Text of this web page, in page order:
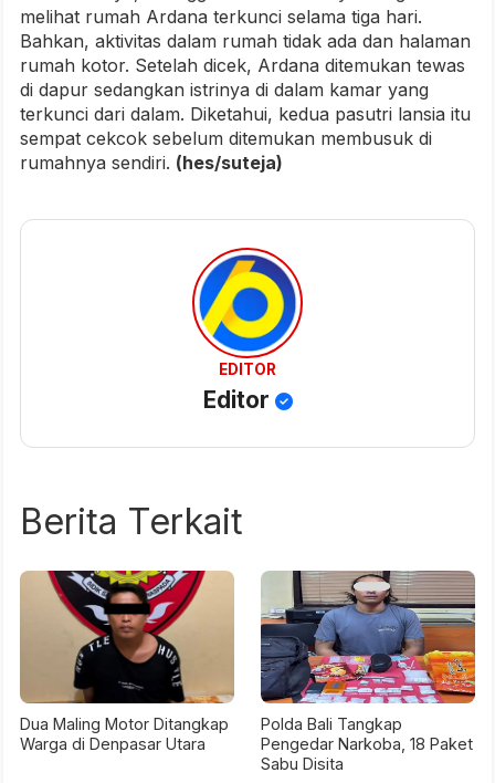
melihat rumah Ardana terkunci selama tiga hari.
Bahkan, aktivitas dalam rumah tidak ada dan halaman
rumah kotor. Setelah dicek, Ardana ditemukan tewas
di dapur sedangkan istrinya di dalam kamar yang
terkunci dari dalam. Diketahui, kedua pasutri lansia itu
sempat cekcok sebelum ditemukan membusuk di
rumahnya sendiri. (hes/suteja)
EDITOR
Editor
Berita Terkait
Dua Maling Motor Ditangkap
Warga di Denpasar Utara
Polda Bali Tangkap
Pengedar Narkoba, 18 Paket
Sabu Disita